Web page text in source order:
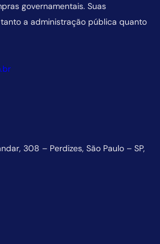
governamentais. Suas
a administração pública quanto
308 – Perdizes, São Paulo – SP,